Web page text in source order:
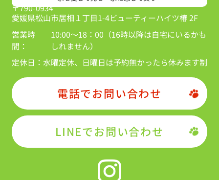
〒790-0934
愛媛県松山市居相１丁目1-4ビューティーハイツ椿 2F
営業時
間：
10:00～18：00（16時以降は自宅にいるかも
しれません）
定休日： 水曜定休、日曜日は予約無かったら休みます制
電話でお問い合わせ
LINEでお問い合わせ